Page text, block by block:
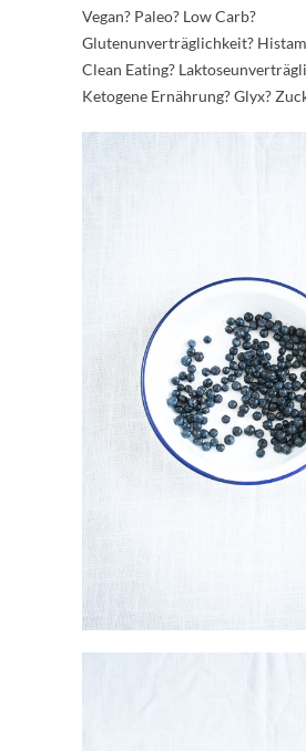
Vegan? Paleo? Low Carb?
Glutenunverträglichkeit?
Clean Eating?
Ketogene Ernährung? Glyx?